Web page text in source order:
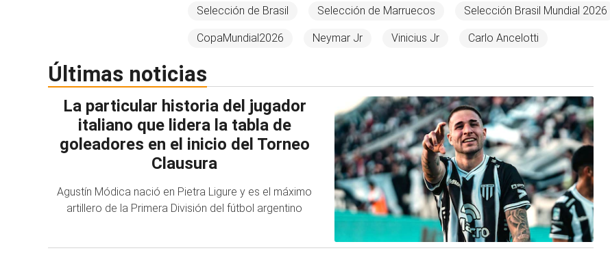
Selección de Brasil Selección de Marruecos Selección Brasil Mundial 2026
CopaMundial2026 Neymar Jr Vinicius Jr Carlo Ancelotti
Últimas noticias
La particular historia del jugador
italiano que lidera la tabla de
goleadores en el inicio del Torneo
Clausura
Agustín Módica nació en Pietra Ligure y es el máximo
artillero de la Primera División del fútbol argentino